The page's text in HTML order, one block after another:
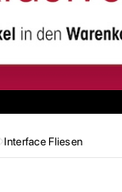
Interface Fliesen